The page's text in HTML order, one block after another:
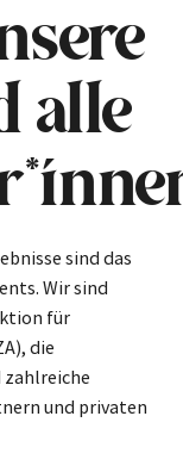
alle
sind das
Wir sind
für
die
zahlreiche
und privaten